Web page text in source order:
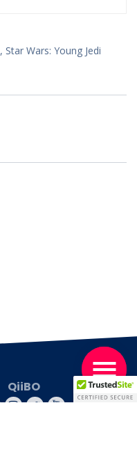
, Star Wars: Young Jedi
QiiBO